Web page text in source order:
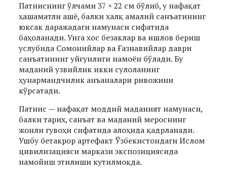
Патниснинг ўлчами 37 × 22 см бўлиб, у нафақат
ҳашаматли ашё, балки халқ амалий санъатининг
юксак даражадаги намунаси сифатида
баҳоланади. Унга хос безаклар ва ишлов бериш
услубида Сомонийлар ва Ғазнавийлар даври
санъатининг уйғунлиги намоён бўлади. Бу
маданий узвийлик икки сулоланинг
ҳунармандчилик анъаналари ривожини
кўрсатади.
Патнис — нафақат моддий маданият намунаси,
балки тарих, санъат ва маданий мероснинг
жонли гувоҳи сифатида алоҳида қадрланади.
Ушбу бетакрор артефакт Ўзбекистондаги Ислом
цивилизацияси маркази экспозициясида
намойиш этилиши кутилмоқда.